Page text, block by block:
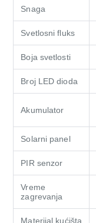
Snaga
Svetlosni fluks
Boja svetlosti
Broj LED dioda
Akumulator
Solarni panel
PIR senzor
Vreme
zagrevanja
Materijal kućišta